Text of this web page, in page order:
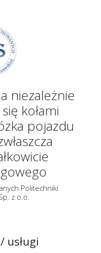
niezależnie
kołami
pojazdu
Politechniki
z o.o.
usługi